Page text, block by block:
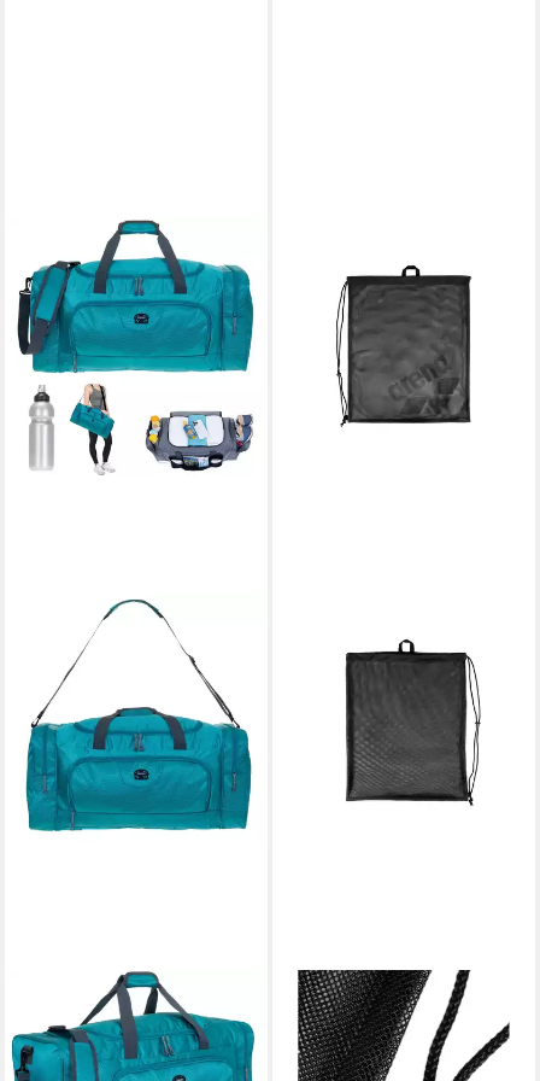
Sporttasche groß
Saunatasche Reisetasche
ARENA
Sporttasche Arena Meshbag
One Go Mesh Bag 010240
19,88 €